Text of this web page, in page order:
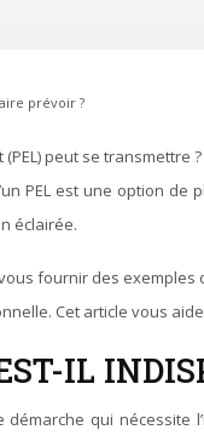
prévoir ?
PEL est une option
éclairée.
fournir des
Cet article vous
IL
démarche qui